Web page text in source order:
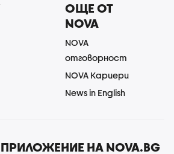
ОЩЕ ОТ
NOVA
NOVA
отговорност
NOVA Кариери
News in English
НА NOVA.BG